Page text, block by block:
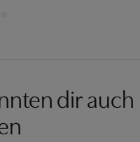
dir auch